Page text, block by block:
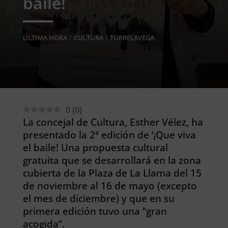
ÚLTIMA HORA| CULTURA| TORRELAVEGA
0 (0)
La concejal de Cultura, Esther Vélez, ha
presentado la 2ª edición de ‘¡Que viva
el baile! Una propuesta cultural
gratuita que se desarrollará en la zona
cubierta de la Plaza de La Llama del 15
de noviembre al 16 de mayo (excepto
el mes de diciembre) y que en su
primera edición tuvo una “gran
acogida”.